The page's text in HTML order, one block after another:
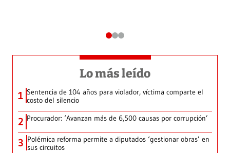
Lo más leído
1 Sentencia de 104 años para violador, víctima comparte el
costo del silencio
2 Procurador: ‘Avanzan más de 6,500 causas por corrupción’
3 Polémica reforma permite a diputados ‘gestionar obras’ en
sus circuitos